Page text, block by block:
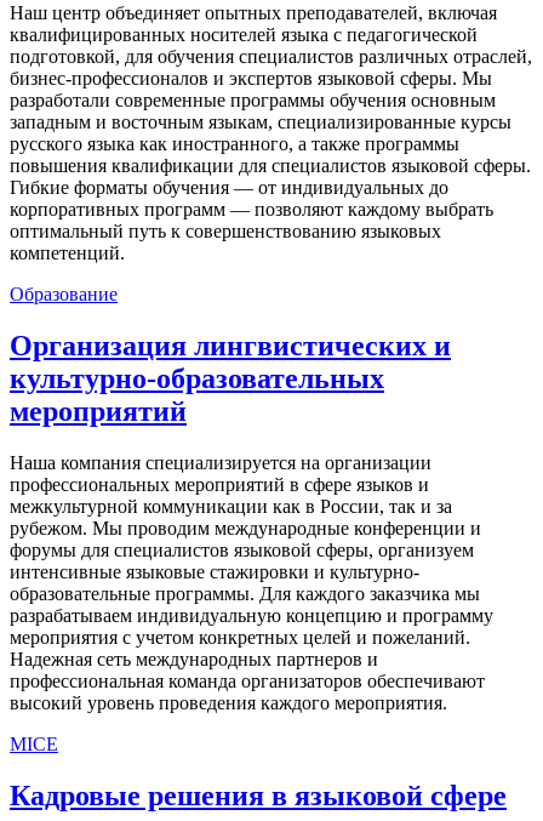
Наш центр объединяет опытных преподавателей, включая
квалифицированных носителей языка с педагогической
подготовкой, для обучения специалистов различных отраслей,
бизнес-профессионалов и экспертов языковой сферы. Мы
разработали современные программы обучения основным
западным и восточным языкам, специализированные курсы
русского языка как иностранного, а также программы
повышения квалификации для специалистов языковой сферы.
Гибкие форматы обучения — от индивидуальных до
корпоративных программ — позволяют каждому выбрать
оптимальный путь к совершенствованию языковых
компетенций.
Образование
Организация лингвистических и
культурно-образовательных
мероприятий
Наша компания специализируется на организации
профессиональных мероприятий в сфере языков и
межкультурной коммуникации как в России, так и за
рубежом. Мы проводим международные конференции и
форумы для специалистов языковой сферы, организуем
интенсивные языковые стажировки и культурно-
образовательные программы. Для каждого заказчика мы
разрабатываем индивидуальную концепцию и программу
мероприятия с учетом конкретных целей и пожеланий.
Надежная сеть международных партнеров и
профессиональная команда организаторов обеспечивают
высокий уровень проведения каждого мероприятия.
MICE
Кадровые решения в языковой сфере